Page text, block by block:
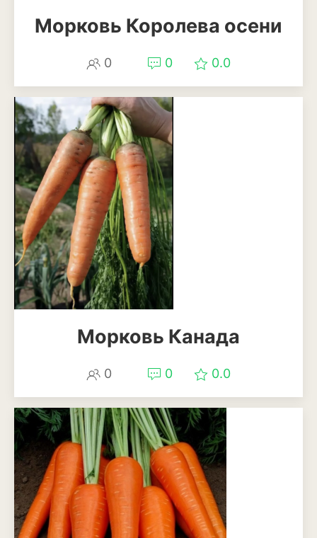
Очиток или седум
Пеларгония
Петуния
Пионы
Рододендрон
Роза
Рудбекия
Тюльпан
Форзиция
Фуксия
Хоста
Хризантема
Цинния
Морковь Королева осени
0 0 0.0
Морковь Канада
0 0 0.0